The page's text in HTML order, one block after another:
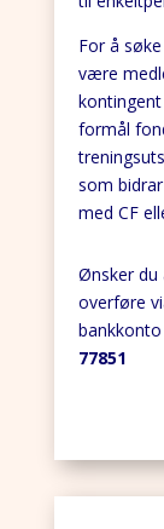
For å
være
formål
som
med CF
Ønsker du
overføre
bankkonto
77851